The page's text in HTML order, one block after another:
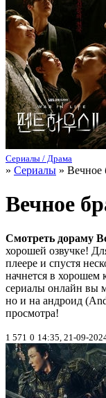
Сериалы / Драма
» Сериалы » Вечное
Вечное
Смотреть дораму
хорошей озвучке!
плеере и спустя
начнется в хорошем
сериалы онлайн вы
но и на андроид
просмотра!
1 571 0 14:35, 21-09-